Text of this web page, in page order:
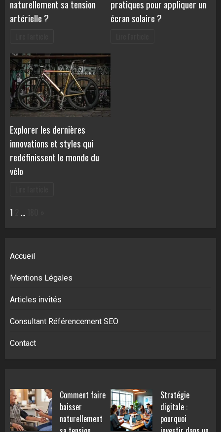
naturellement sa tension
artérielle ?
pratiques pour appliquer un
écran solaire ?
Explorer les dernières
innovations et styles qui
redéfinissent le monde du
vélo
Page:
1 …
Accueil
Mentions Légales
Articles invités
Consultant Référencement SEO
Contact
Comment faire
baisser
naturellement
Stratégie
digitale :
pourquoi